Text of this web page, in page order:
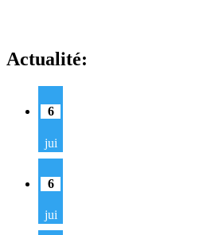
Actualité:
6
jui
6
jui